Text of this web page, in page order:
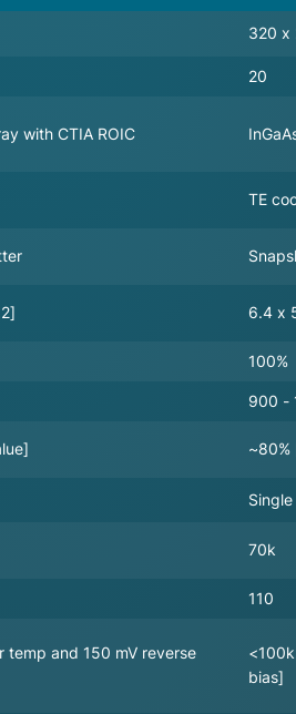
320 x
20
with CTIA ROIC
TE
6.4 x
100%
900 -
Single
70k
110
temp and 150 mV reverse
bias]